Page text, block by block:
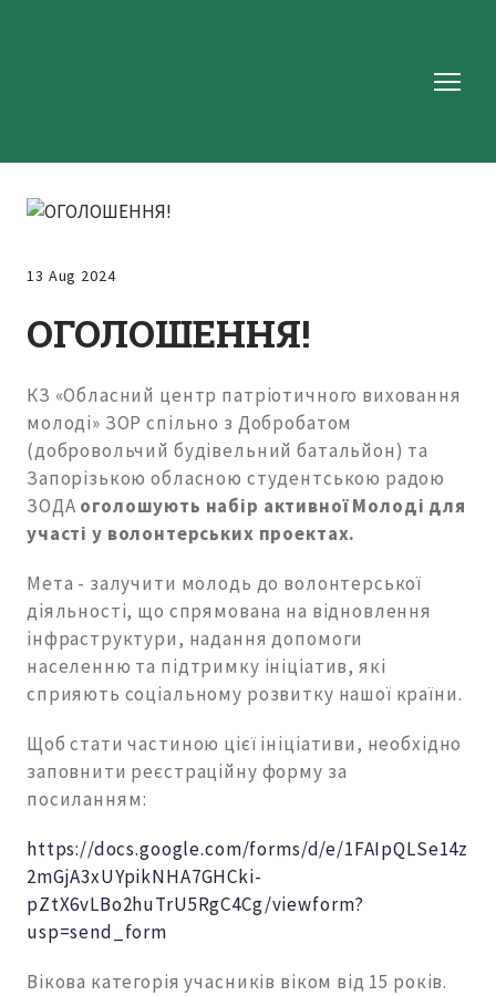
13 Aug 2024
ОГОЛОШЕННЯ!
КЗ «Обласний центр патріотичного виховання
молоді» ЗОР спільно з Добробатом
(добровольчий будівельний батальйон) та
Запорізькою обласною студентською радою
ЗОДА оголошують набір активної Молоді для
участі у волонтерських проектах.
Мета - залучити молодь до волонтерської
діяльності, що спрямована на відновлення
інфраструктури, надання допомоги
населенню та підтримку iнiцiатив, які
сприяють соціальному розвитку нашої країни.
Щоб стати частиною цієї ініціативи, необхідно
заповнити реєстраційну форму за
посиланням:
https://docs.google.com/forms/d/e/1FAIpQLSe14z
2mGjA3xUYpikNHA7GHCki-
pZtX6vLBo2huTrU5RgC4Cg/viewform?
usp=send_form
Вікова категорія учасників віком від 15 років.